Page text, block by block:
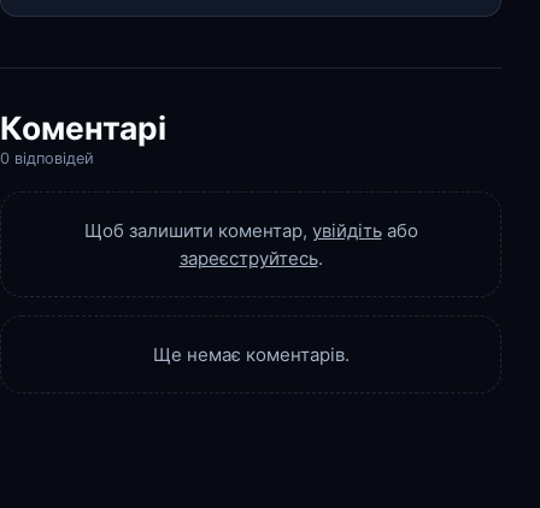
Коментарі
0 відповідей
Щоб залишити коментар, увійдітьабо
зареєструйтесь.
Ще немає коментарів.